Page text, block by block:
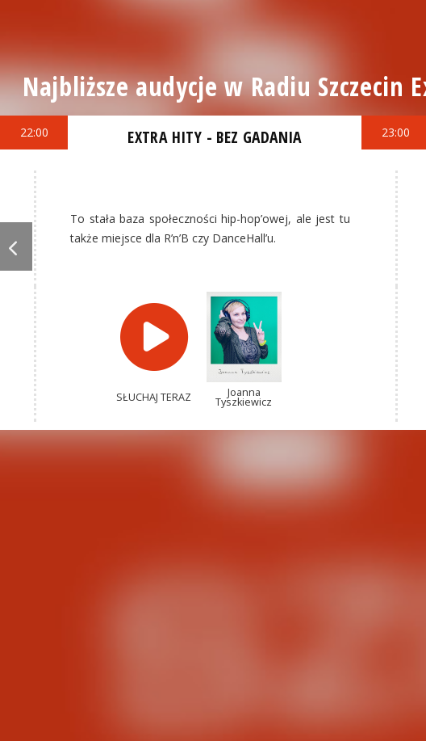
Najbliższe audycje w Radiu Szczecin
22:00 EXTRA HITY - BEZ GADANIA
To stała baza społeczności hip-hop’owej, ale jest tu
także miejsce dla R’n’B czy DanceHall’u.
SŁUCHAJ TERAZ Joanna
Tyszkiewicz
23:00